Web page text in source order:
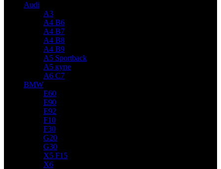
Audi
A3
A4 B6
A4 B7
A4 B8
A4 B9
A5 Sportback
A5 купе
A6 C7
BMW
E60
E90
E92
F10
F30
G20
G30
X5 F15
X6